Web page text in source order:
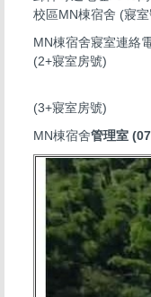
校區MN棟宿舍 (寢
MN棟宿舍寢室連絡
(2+寢室房號)
N 棟宿舍:
(3+寢室房號)
MN棟宿舍管理室